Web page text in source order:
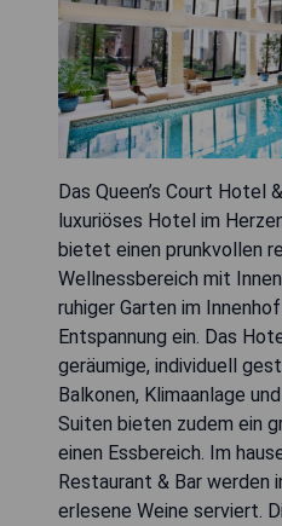
Das Queen’s Court Hotel
luxuriöses Hotel im
bietet einen prunkvollen
Wellnessbereich mit
ruhiger Garten im
Entspannung ein. Das
geräumige, individuell
Balkonen, Klimaanlage
Suiten bieten zudem ein
einen Essbereich. Im
Restaurant & Bar werden
erlesene Weine serviert.